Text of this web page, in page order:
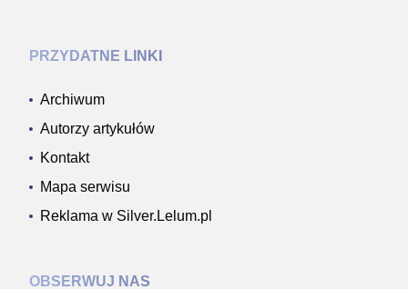
PRZYDATNE LINKI
Archiwum
Autorzy artykułów
Kontakt
Mapa serwisu
Reklama w Silver.Lelum.pl
OBSERWUJ NAS